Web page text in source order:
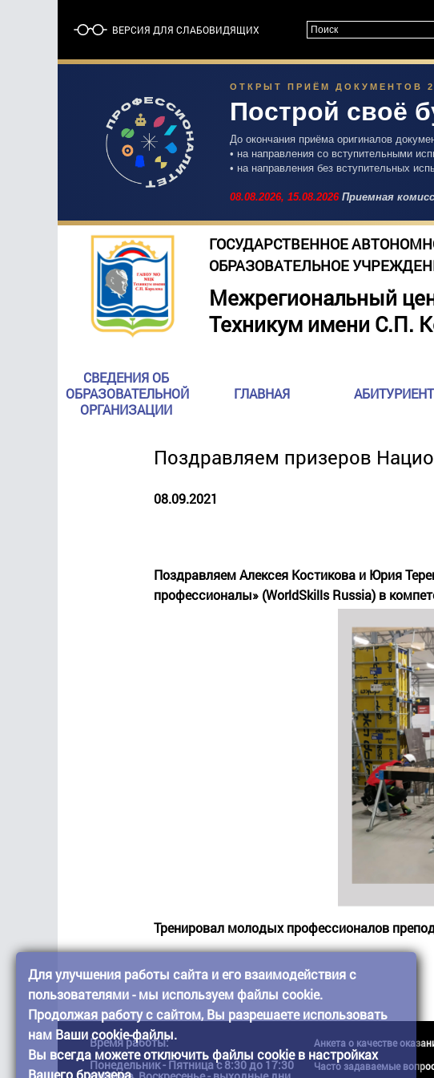
ВЕРСИЯ ДЛЯ СЛАБОВИДЯЩИХ
ОТКРЫТ ПРИЁМ ДОКУМЕНТОВ
Построй своё
До окончания приёма оригиналов
• на направления со вступительными
• на направления без вступительных
08.08.2026, 15.08.2026Приемная
ГОСУДАРСТВЕННОЕ
ОБРАЗОВАТЕЛЬНОЕ
Межрегиональный
Техникум имени С.П.
СВЕДЕНИЯ ОБ
ОБРАЗОВАТЕЛЬНОЙ
ОРГАНИЗАЦИИ
ГЛАВНАЯ
Поздравляем призеров
08.09.2021
Поздравляем Алексея Костикова и Юрия
профессионалы» (WorldSkills Russia) в
Тренировал молодых профессионалов
Время работы:
Понедельник - Пятница с 8:30 до 17:30
Анкета о качестве
Часто задаваемые
Для улучшения работы сайта и его взаимодействия с
пользователями - мы используем файлы cookie.
Продолжая работу с сайтом, Вы разрешаете использовать
нам Ваши cookie-файлы.
Вы всегда можете отключить файлы cookie в настройках
Вашего браузера.